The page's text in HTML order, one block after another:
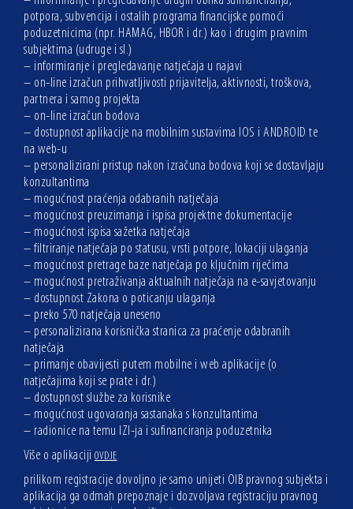
potpora, subvencija i ostalih programa financijske pomoći
poduzetnicima (npr. HAMAG, HBOR i dr.) kao i drugim pravnim
subjektima (udruge i sl.)
– informiranje i pregledavanje natječaja u najavi
– on-line izračun prihvatljivosti prijavitelja, aktivnosti, troškova,
partnera i samog projekta
– on-line izračun bodova
– dostupnost aplikacije na mobilnim sustavima IOS i ANDROID te
na web-u
– personalizirani pristup nakon izračuna bodova koji se dostavljaju
konzultantima
– mogućnost praćenja odabranih natječaja
– mogućnost preuzimanja i ispisa projektne dokumentacije
– mogućnost ispisa sažetka natječaja
– filtriranje natječaja po statusu, vrsti potpore, lokaciji ulaganja
– mogućnost pretrage baze natječaja po ključnim riječima
– mogućnost pretraživanja aktualnih natječaja na e-savjetovanju
– dostupnost Zakona o poticanju ulaganja
– preko 570 natječaja uneseno
– personalizirana korisnička stranica za praćenje odabranih
natječaja
– primanje obavijesti putem mobilne i web aplikacije (o
natječajima koji se prate i dr.)
– dostupnost službe za korisnike
– mogućnost ugovaranja sastanaka s konzultantima
– radionice na temu IZI-ja i sufinanciranja poduzetnika
Više o aplikaciji OVDJE
prilikom registracije dovoljno je samo unijeti OIB pravnog subjekta i
aplikacija ga odmah prepoznaje i dozvoljava registraciju pravnog